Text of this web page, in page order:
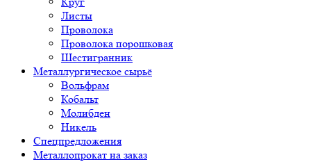
Листы
Проволока
Проволока порошковая
Шестигранник
Металлургическое сырьё
Вольфрам
Кобальт
Молибден
Никель
Спецпредложения
Металлопрокат на заказ